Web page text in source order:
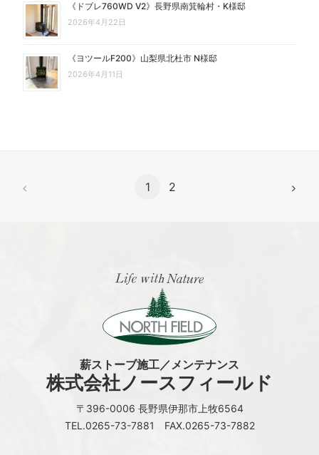
《ドブレ760WD V2》長野県南箕輪村・K様邸
2026年4月22日
《ヨツールF200》山梨県北杜市 N様邸
2026年4月11日
1 2
薪ストーブ施工／メンテナンス
株式会社ノースフィールド
〒396-0006 長野県伊那市上牧6564
TEL.0265-73-7881 FAX.0265-73-7882